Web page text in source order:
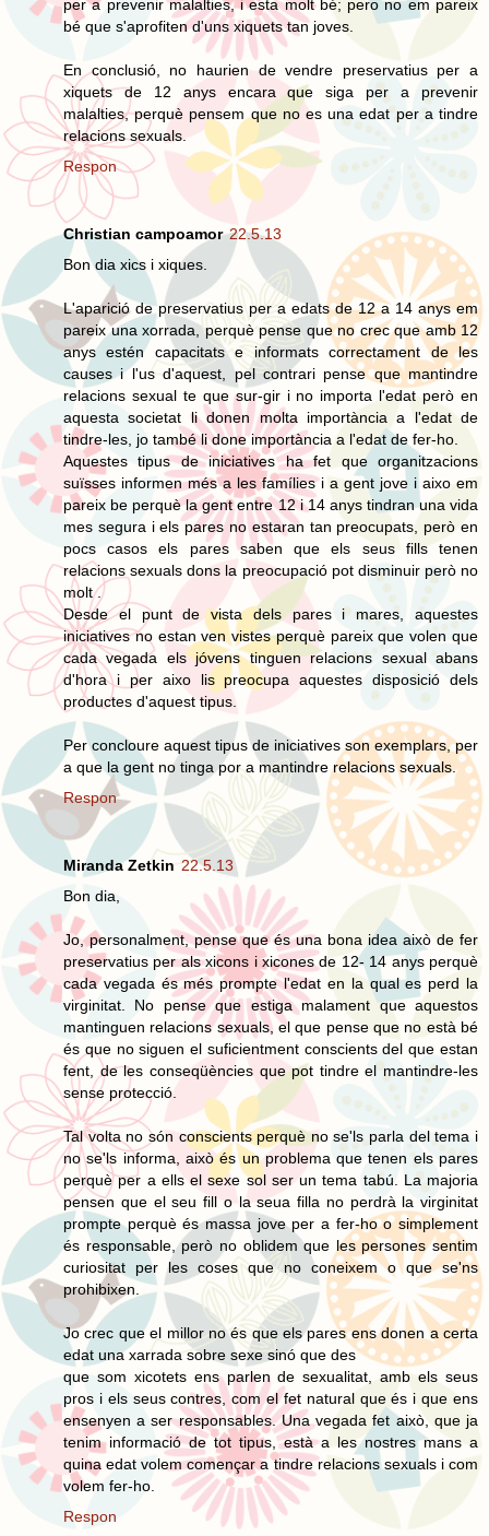
per a prevenir malalties, i esta molt bé; pero no em pareix
bé que s'aprofiten d'uns xiquets tan joves.
En conclusió, no haurien de vendre preservatius per a
xiquets de 12 anys encara que siga per a prevenir
malalties, perquè pensem que no es una edat per a tindre
relacions sexuals.
Respon
Christian campoamor 22.5.13
Bon dia xics i xiques.
L'aparició de preservatius per a edats de 12 a 14 anys em
pareix una xorrada, perquè pense que no crec que amb 12
anys estén capacitats e informats correctament de les
causes i l'us d'aquest, pel contrari pense que mantindre
relacions sexual te que sur-gir i no importa l'edat però en
aquesta societat li donen molta importància a l'edat de
tindre-les, jo també li done importància a l'edat de fer-ho.
Aquestes tipus de iniciatives ha fet que organitzacions
suïsses informen més a les famílies i a gent jove i aixo em
pareix be perquè la gent entre 12 i 14 anys tindran una vida
mes segura i els pares no estaran tan preocupats, però en
pocs casos els pares saben que els seus fills tenen
relacions sexuals dons la preocupació pot disminuir però no
molt .
Desde el punt de vista dels pares i mares, aquestes
iniciatives no estan ven vistes perquè pareix que volen que
cada vegada els jóvens tinguen relacions sexual abans
d'hora i per aixo lis preocupa aquestes disposició dels
productes d'aquest tipus.
Per concloure aquest tipus de iniciatives son exemplars, per
a que la gent no tinga por a mantindre relacions sexuals.
Respon
Miranda Zetkin 22.5.13
Bon dia,
Jo, personalment, pense que és una bona idea això de fer
preservatius per als xicons i xicones de 12- 14 anys perquè
cada vegada és més prompte l'edat en la qual es perd la
virginitat. No pense que estiga malament que aquestos
mantinguen relacions sexuals, el que pense que no està bé
és que no siguen el suficientment conscients del que estan
fent, de les conseqüències que pot tindre el mantindre-les
sense protecció.
Tal volta no són conscients perquè no se'ls parla del tema i
no se'ls informa, això és un problema que tenen els pares
perquè per a ells el sexe sol ser un tema tabú. La majoria
pensen que el seu fill o la seua filla no perdrà la virginitat
prompte perquè és massa jove per a fer-ho o simplement
és responsable, però no oblidem que les persones sentim
curiositat per les coses que no coneixem o que se'ns
prohibixen.
Jo crec que el millor no és que els pares ens donen a certa
edat una xarrada sobre sexe sinó que des
que som xicotets ens parlen de sexualitat, amb els seus
pros i els seus contres, com el fet natural que és i que ens
ensenyen a ser responsables. Una vegada fet això, que ja
tenim informació de tot tipus, està a les nostres mans a
quina edat volem començar a tindre relacions sexuals i com
volem fer-ho.
Respon